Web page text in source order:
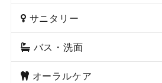
サニタリー
バス・洗面
オーラルケア